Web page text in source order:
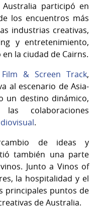
participó en
los encuentros más
industrias creativas,
y entretenimiento,
la ciudad de Cairns.
& Screen Track,
al escenario de Asia-
un destino dinámico,
colaboraciones
.
de ideas y
también una parte
Junto a Vinos of
la hospitalidad y el
principales puntos de
de Australia.